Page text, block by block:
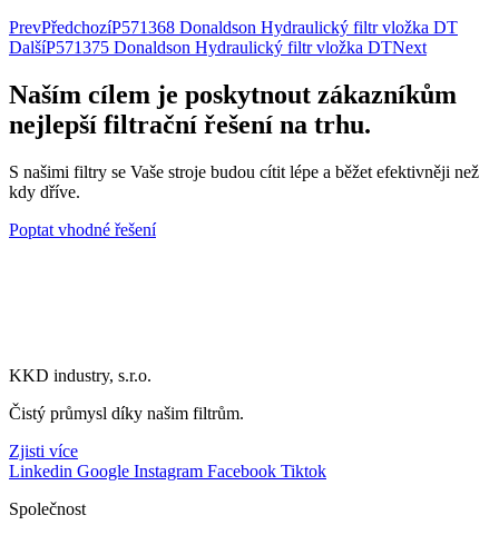
Donaldson
Indikátor
množství
PrevPředchozíP571368 Donaldson Hydraulický filtr vložka DT
DalšíP571375 Donaldson Hydraulický filtr vložka DTNext
Naším cílem je poskytnout zákazníkům
nejlepší filtrační řešení na trhu.
S našimi filtry se Vaše stroje budou cítit lépe a běžet efektivněji než
kdy dříve.
Poptat vhodné řešení
KKD industry, s.r.o.
Čistý průmysl díky našim filtrům.
Zjisti více
Linkedin Google Instagram Facebook Tiktok
Společnost